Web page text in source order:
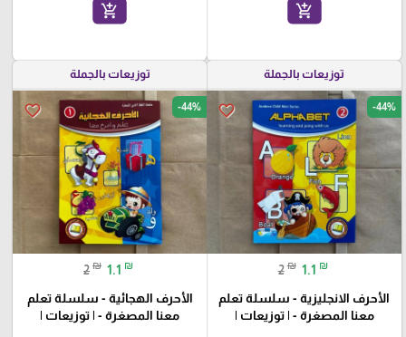
add_shopping_cart
add_shopping_cart
توزيعات بالجملة
favorite_border -44%
2 ₪ 1.1 ₪
الأحرف الانجليزية - سلسلة تعلم
معنا المصغرة - | توزيعات |
توزيعات بالجملة
favorite_border -44%
2 ₪ 1.1 ₪
الأحرف الهجائية - سلسلة تعلم
معنا المصغرة - | توزيعات |